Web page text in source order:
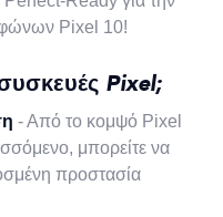
Pixel 10!
Pixel;
- Από το κομψό Pixel
μπορείτε να
προστασία